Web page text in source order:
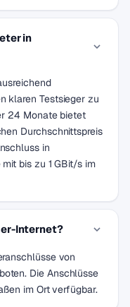
in
klaren Testsieger zu
24 Monate bietet
Durchschnittspreis
in
bis zu 1 GBit/s im
Internet?
von
Die Anschlüsse
im Ort verfügbar.